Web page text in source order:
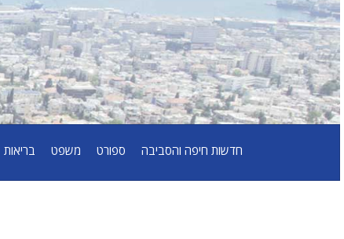
חדשות חיפה והסביבה ספורט משפט בריאות